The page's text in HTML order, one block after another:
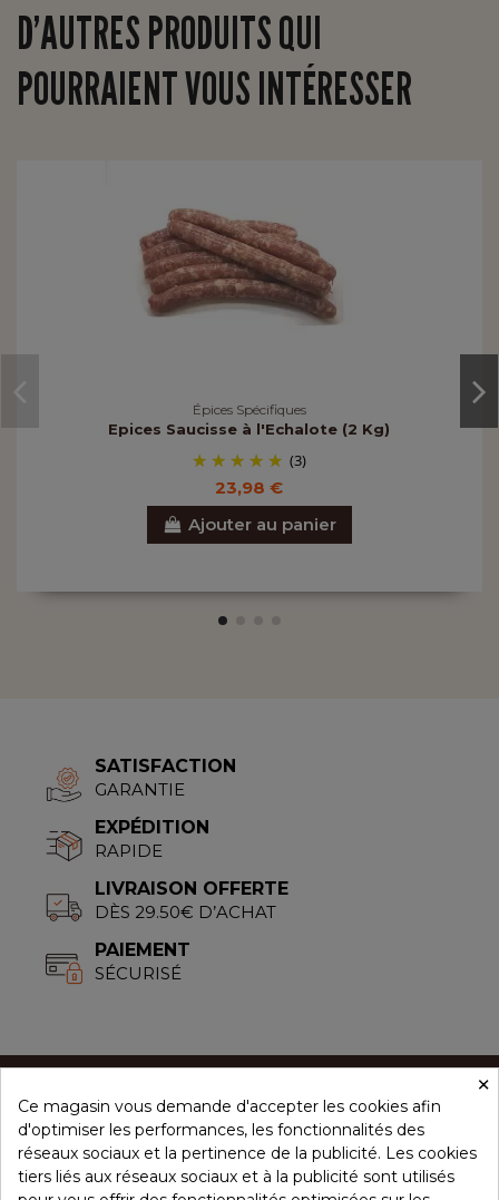
D’AUTRES PRODUITS QUI
POURRAIENT VOUS INTÉRESSER
Épices Spécifiques
Epices Saucisse à l'Echalote (2 Kg)
(3)
23,98 €
Ajouter au panier
SATISFACTION
GARANTIE
EXPÉDITION
RAPIDE
LIVRAISON OFFERTE
DÈS 29.50€ D’ACHAT
PAIEMENT
SÉCURISÉ
CONCEPT ÉPICES
×
Ce magasin vous demande d'accepter les cookies afin
d'optimiser les performances, les fonctionnalités des
réseaux sociaux et la pertinence de la publicité. Les cookies
tiers liés aux réseaux sociaux et à la publicité sont utilisés